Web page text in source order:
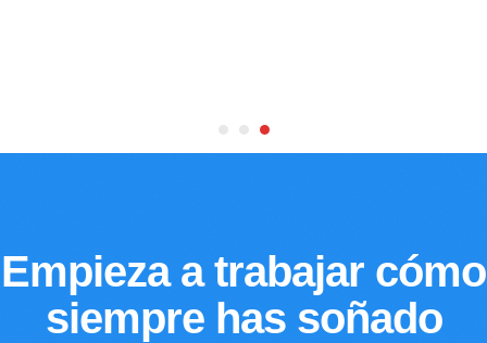
Empieza a trabajar cómo
siempre has soñado